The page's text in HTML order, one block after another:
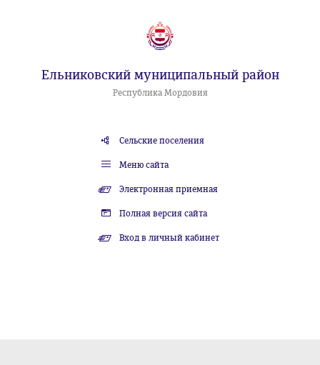
Ельниковский муниципальный район
Республика Мордовия
Сельские поселения
Меню сайта
Электронная приемная
Полная версия сайта
Вход в личный кабинет